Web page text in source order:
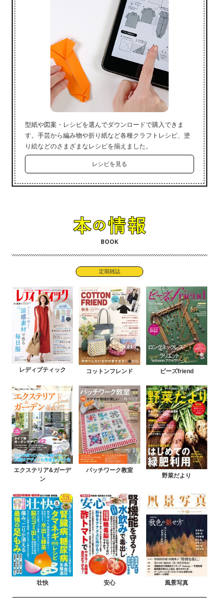
型紙や図案・レシピを選んでダウンロードで購入できま
す。手芸から編み物や折り紙など各種クラフトレシピ、塗
り絵などのさまざまなレシピを揃えました。
レシピを見る
BOOK
定期雑誌
レディブティック コットンフレンド ビーズfriend
エクステリア&ガーデ
ン
パッチワーク教室
野菜だより
壮快 安心 風景写真